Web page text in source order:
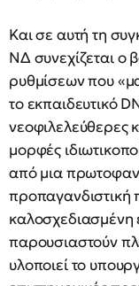
Και σε αυτή τη
ΝΔ συνεχίζεται ο
ρυθμίσεων που
το εκπαιδευτικό
νεοφιλελεύθερες
μορφές
από μια
προπαγανδιστική
καλοσχεδιασμένη
παρουσιαστούν
υλοποιεί το